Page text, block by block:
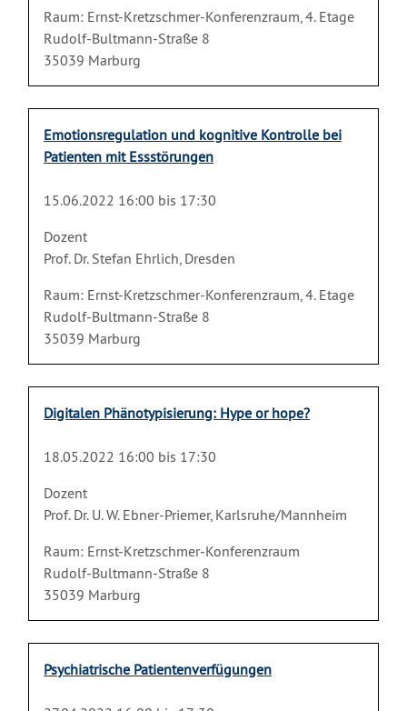
Raum: Ernst-Kretzschmer-Konferenzraum, 4. Etage
Rudolf-Bultmann-Straße 8
35039 Marburg
Emotionsregulation und kognitive Kontrolle bei
Patienten mit Essstörungen
15.06.2022 16:00 bis 17:30
Dozent
Prof. Dr. Stefan Ehrlich, Dresden
Raum: Ernst-Kretzschmer-Konferenzraum, 4. Etage
Rudolf-Bultmann-Straße 8
35039 Marburg
Digitalen Phänotypisierung: Hype or hope?
18.05.2022 16:00 bis 17:30
Dozent
Prof. Dr. U. W. Ebner-Priemer, Karlsruhe/Mannheim
Raum: Ernst-Kretzschmer-Konferenzraum
Rudolf-Bultmann-Straße 8
35039 Marburg
Psychiatrische Patientenverfügungen